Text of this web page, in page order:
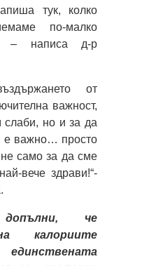
тук, колко
по-малко
– написа д-р
от
важност,
но и за да
е важно… просто
само за да сме
вече здрави!“-
че
калориите